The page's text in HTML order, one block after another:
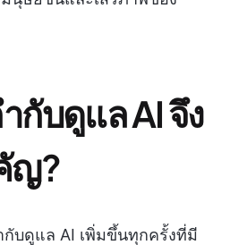
กับดูแล AI จึง
ญ?
บดูแล AI เพิ่มขึ้นทุกครั้งที่มี